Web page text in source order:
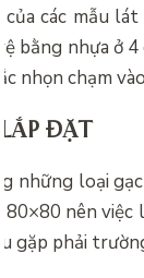
các mẫu lát
bằng nhựa ở
nhọn chạm
ĐẶT
những loại
80×80 nên
gặp phải